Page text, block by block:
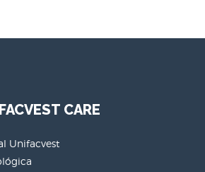
CARE
Unifacvest